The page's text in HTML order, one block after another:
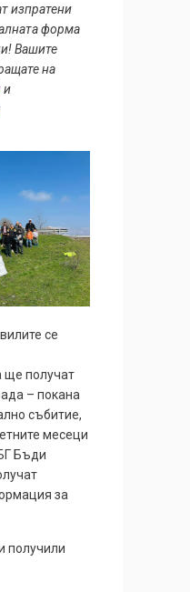
изпратени
форма
Вашите
на
и
се
ще получат
– покана
събитие,
месеци
Бъди
за
получили